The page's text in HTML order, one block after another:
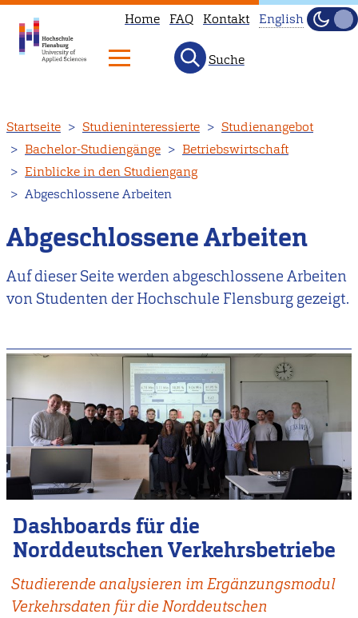
zum
Inhalt
Home FAQ Kontakt
not
available
to
our
English
main
instead.
English
Hell
Suche
Startseite Studieninteressierte
Studienangebot
Bachelor-Studiengänge
Betriebswirtschaft
Einblicke in den Studiengang
Abgeschlossene Arbeiten
Abgeschlossene Arbeiten
Auf dieser Seite werden abgeschlossene Arbeiten
von Studenten der Hochschule Flensburg gezeigt.
Dashboards für die
Norddeutschen Verkehrsbetriebe
Studierende analysieren im Ergänzungsmodul
Verkehrsdaten für die Norddeutschen